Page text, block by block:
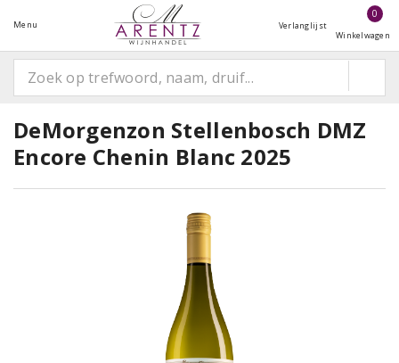
Menu Verlanglijst
0
Winkelwagen
DeMorgenzon Stellenbosch DMZ
Encore Chenin Blanc 2025